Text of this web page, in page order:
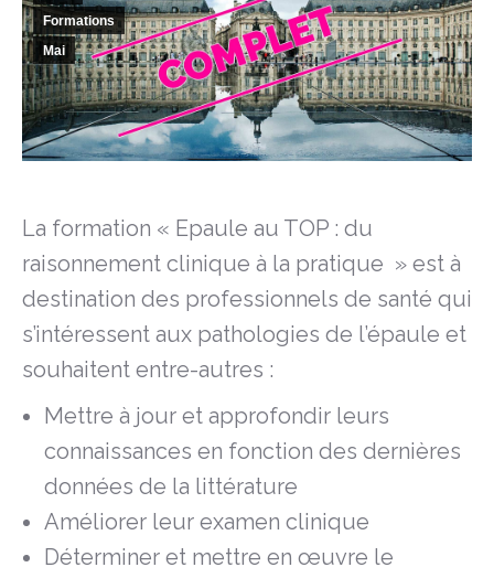
Formations
Mai
La formation « Epaule au TOP : du
raisonnement clinique à la pratique » est à
destination des professionnels de santé qui
s’intéressent aux pathologies de l’épaule et
souhaitent entre-autres :
Mettre à jour et approfondir leurs
connaissances en fonction des dernières
données de la littérature
Améliorer leur examen clinique
Déterminer et mettre en œuvre le